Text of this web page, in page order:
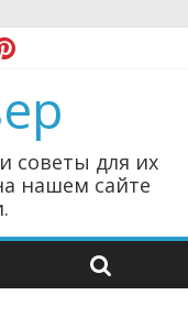
советы для их
нашем сайте